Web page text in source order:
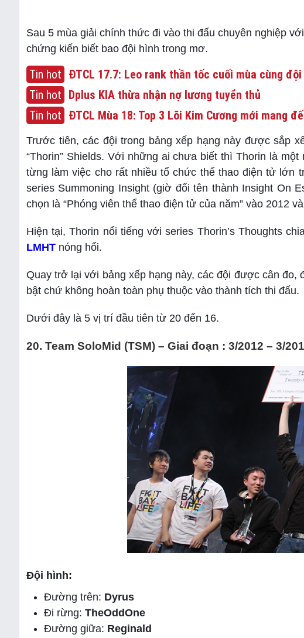
Sau 5 mùa giải chính thức đi vào thi đấu chuyên nghiệp
chứng kiến biết bao đội hình trong mơ.
Tin hot ĐTCL 17.7: Leo rank thần tốc cuối mùa cùng
Tin hot Dplus KIA thừa nhận nợ lương tuyển thủ
Tin hot ĐTCL Mùa 18: Top 3 Lõi Kim Cương mới mang
Trước tiên, các đội trong bảng xếp hạng này được sắp
“Thorin” Shields. Với những ai chưa biết thì Thorin là
từng làm việc cho rất nhiều tổ chức thể thao điện tử lớn
series Summoning Insight (giờ đổi tên thành Insight On
chọn là “Phóng viên thể thao điện tử của năm” vào 2012
Hiện tại, Thorin nổi tiếng với series Thorin’s Thoughts
LMHT nóng hổi.
Quay trở lại với bảng xếp hạng này, các đội được cân
bật chứ không hoàn toàn phụ thuộc vào thành tích thi đấu.
Dưới đây là 5 vị trí đầu tiên từ 20 đến 16.
20. Team SoloMid (TSM) – Giai đoạn : 3/2012 – 3/
Đội hình:
Đường trên: Dyrus
Đi rừng: TheOddOne
Đường giữa: Reginald